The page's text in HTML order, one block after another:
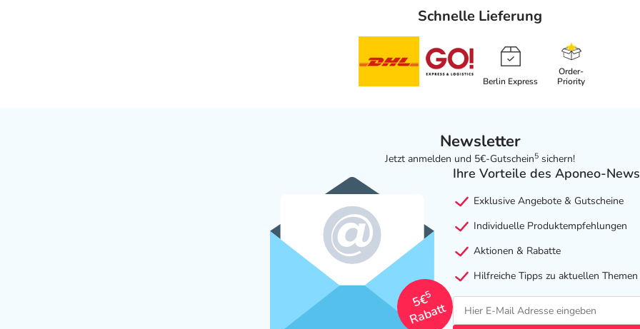
Schnelle Lieferung
Berlin Express
Order-
Priority
Newsletter
Jetzt anmelden und 5€-Gutschein5 sichern!
5€
5
Rabatt
Ihre Vorteile des Aponeo-
Exklusive Angebote & Gutscheine
Individuelle Produktempfehlungen
Aktionen & Rabatte
Hilfreiche Tipps zu aktuellen Themen